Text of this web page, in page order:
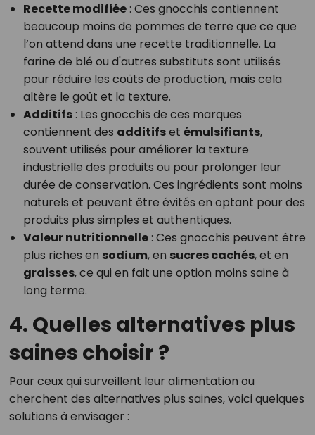
Recette modifiée: Ces gnocchis contiennent
beaucoup moins de pommes de terre que ce que
l’on attend dans une recette traditionnelle. La
farine de blé ou d'autres substituts sont utilisés
pour réduire les coûts de production, mais cela
altère le goût et la texture.
Additifs: Les gnocchis de ces marques
contiennent des additifset émulsifiants,
souvent utilisés pour améliorer la texture
industrielle des produits ou pour prolonger leur
durée de conservation. Ces ingrédients sont moins
naturels et peuvent être évités en optant pour des
produits plus simples et authentiques.
Valeur nutritionnelle: Ces gnocchis peuvent être
plus riches en sodium, en sucres cachés, et en
graisses, ce qui en fait une option moins saine à
long terme.
4. Quelles alternatives plus
saines choisir ?
Pour ceux qui surveillent leur alimentation ou
cherchent des alternatives plus saines, voici quelques
solutions à envisager :